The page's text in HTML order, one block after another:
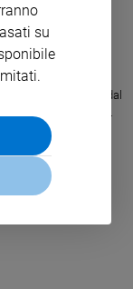
E' l'accusa rivolta dal
a chi l'ha preceduto.
su